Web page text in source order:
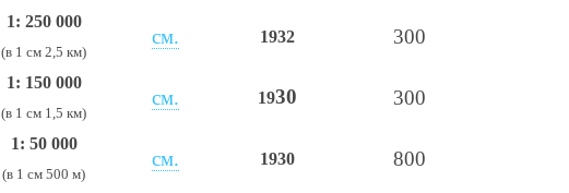
1: 250 000
(в 1 см 2,5 км)
см. 1932 300
1: 150 000
(в 1 см 1,5 км)
см. 1930 300
1: 50 000
(в 1 см 500 м)
см. 1930 800